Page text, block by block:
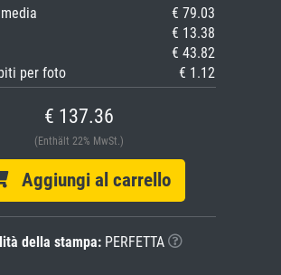
€ 79.03
€ 13.38
€ 43.82
per foto
€ 1.12
€ 137.36
(Enthält 22% MwSt.)
Aggiungi al carrello
della stampa:PERFETTA